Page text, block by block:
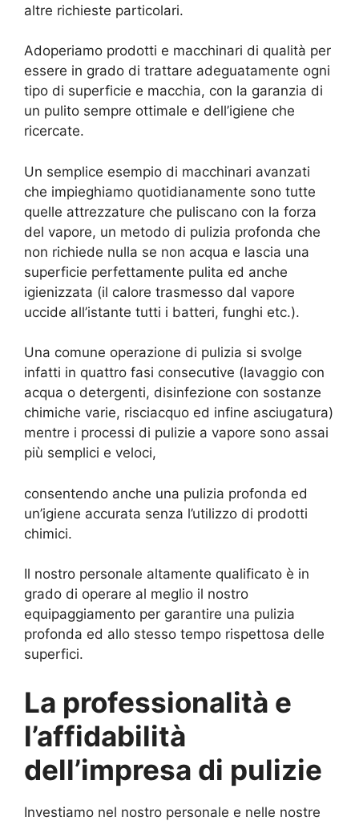
altre richieste particolari.
Adoperiamo prodotti e macchinari di qualità per
essere in grado di trattare adeguatamente ogni
tipo di superficie e macchia, con la garanzia di
un pulito sempre ottimale e dell’igiene che
ricercate.
Un semplice esempio di macchinari avanzati
che impieghiamo quotidianamente sono tutte
quelle attrezzature che puliscano con la forza
del vapore, un metodo di pulizia profonda che
non richiede nulla se non acqua e lascia una
superficie perfettamente pulita ed anche
igienizzata (il calore trasmesso dal vapore
uccide all’istante tutti i batteri, funghi etc.).
Una comune operazione di pulizia si svolge
infatti in quattro fasi consecutive (lavaggio con
acqua o detergenti, disinfezione con sostanze
chimiche varie, risciacquo ed infine asciugatura)
mentre i processi di pulizie a vapore sono assai
più semplici e veloci,
consentendo anche una pulizia profonda ed
un’igiene accurata senza l’utilizzo di prodotti
chimici.
Il nostro personale altamente qualificato è in
grado di operare al meglio il nostro
equipaggiamento per garantire una pulizia
profonda ed allo stesso tempo rispettosa delle
superfici.
La professionalità e
l’affidabilità
dell’impresa di pulizie
Investiamo nel nostro personale e nelle nostre